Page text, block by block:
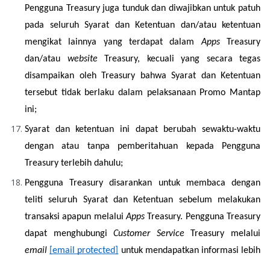
Pengguna Treasury juga tunduk dan diwajibkan untuk patuh
pada seluruh Syarat dan Ketentuan dan/atau ketentuan
mengikat lainnya yang terdapat dalam Apps Treasury
dan/atau website Treasury, kecuali yang secara tegas
disampaikan oleh Treasury bahwa Syarat dan Ketentuan
tersebut tidak berlaku dalam pelaksanaan Promo Mantap
ini;
Syarat dan ketentuan ini dapat berubah sewaktu-waktu
dengan atau tanpa pemberitahuan kepada Pengguna
Treasury terlebih dahulu;
Pengguna Treasury disarankan untuk membaca dengan
teliti seluruh Syarat dan Ketentuan sebelum melakukan
transaksi apapun melalui Apps Treasury. Pengguna Treasury
dapat menghubungi Customer Service
email [email protected]
untuk mendapatkan informasi lebih